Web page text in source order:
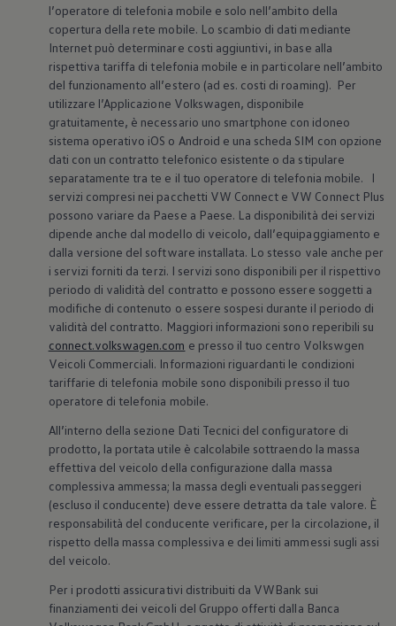
l’operatore di telefonia mobile e solo nell’ambito della
copertura della rete mobile. Lo scambio di dati mediante
Internet può determinare costi aggiuntivi, in base alla
rispettiva tariffa di telefonia mobile e in particolare nell’ambito
del funzionamento all’estero (ad es. costi di roaming). Per
utilizzare l’Applicazione Volkswagen, disponibile
gratuitamente, è necessario uno smartphone con idoneo
sistema operativo iOS o Android e una scheda SIM con opzione
dati con un contratto telefonico esistente o da stipulare
separatamente tra te e il tuo operatore di telefonia mobile. I
servizi compresi nei pacchetti VW Connect e VW Connect Plus
possono variare da Paese a Paese. La disponibilità dei servizi
dipende anche dal modello di veicolo, dall’equipaggiamento e
dalla versione del software installata. Lo stesso vale anche per
i servizi forniti da terzi. I servizi sono disponibili per il rispettivo
periodo di validità del contratto e possono essere soggetti a
modifiche di contenuto o essere sospesi durante il periodo di
validità del contratto. Maggiori informazioni sono reperibili su
connect.volkswagen.com e presso il tuo centro Volkswgen
Veicoli Commerciali. Informazioni riguardanti le condizioni
tariffarie di telefonia mobile sono disponibili presso il tuo
operatore di telefonia mobile.
All’interno della sezione Dati Tecnici del configuratore di
prodotto, la portata utile è calcolabile sottraendo la massa
effettiva del veicolo della configurazione dalla massa
complessiva ammessa; la massa degli eventuali passeggeri
(escluso il conducente) deve essere detratta da tale valore. È
responsabilità del conducente verificare, per la circolazione, il
rispetto della massa complessiva e dei limiti ammessi sugli assi
del veicolo.
Per i prodotti assicurativi distribuiti da VWBank sui
finanziamenti dei veicoli del Gruppo offerti dalla Banca